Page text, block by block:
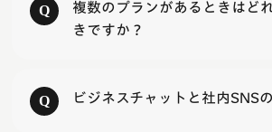
複数のプランがあるときはど
きですか？
ビジネスチャットと社内SNS